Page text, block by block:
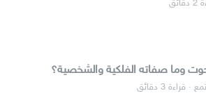
وما صفاته الفلكية والشخصية؟
3 دقائق